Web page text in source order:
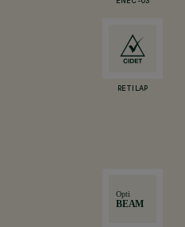
ENEC-03
RETILAP